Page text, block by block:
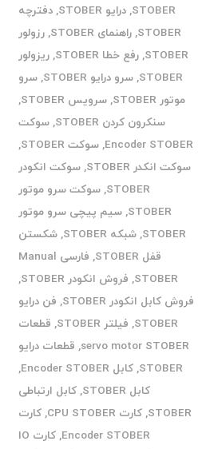
STOBER
,درایو STOBER ,دفترچه
STOBER
,راهنمای STOBER ,رزولور
STOBER
,رفع خطا STOBER ,ریزولور
STOBER
,سرو درایو STOBER ,سرو
موتور STOBER
,سرویس STOBER
,
سنکرون کردن STOBER
,سوکت
Encoder STOBER
,سوکت STOBER
,
سوکت انکدر STOBER
,سوکت انکودر
STOBER
,سوکت سرو موتور
STOBER
,سیم پیچی سرو موتور
STOBER
,شبکه STOBER ,شکستن
قفل STOBER
,
فارسی Manual
STOBER
, فروش انکودر STOBER
,
فروش کابل انکودر STOBER
, فن درایو
STOBER
, فیلتر STOBER , قطعات
servo motor STOBER
, قطعات درایو
STOBER
,کابل Encoder STOBER
,
کابل STOBER
,کابل ارتباطی
STOBER
,کارت CPU STOBER ,کارت
Encoder STOBER
,
کارت IO